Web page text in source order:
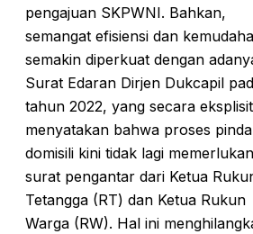
pengajuan SKPWNI. Bahkan,
semangat efisiensi dan
semakin diperkuat dengan
Surat Edaran Dirjen Dukcapil
tahun 2022, yang secara eksplisit
menyatakan bahwa proses
domisili kini tidak lagi memerlukan
surat pengantar dari Ketua
Tetangga (RT) dan Ketua Rukun
Warga (RW). Hal ini